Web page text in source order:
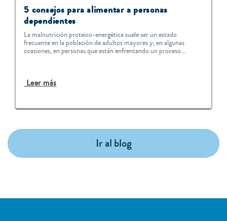
5 consejos para alimentar a personas
dependientes
La malnutrición proteico-energética suele ser un estado
frecuente en la población de adultos mayores y, en algunas
ocasiones, en personas que están enfrentando un proceso...
Leer más
Ir al blog